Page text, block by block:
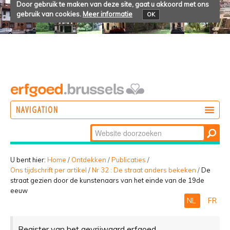
Door gebruik te maken van deze site, gaat u akkoord met ons
gebruik van cookies. Meer informatie OK
NAVIGATION
BELEVEN
Zoek
Geavanceerd
zoeken...
U bent hier: Home / Ontdekken /Publicaties /
Ons tijdschrift per artikel /Nr 32 : De straat anders bekeken /De
straat gezien door de kunstenaars van het einde van de 19de
eeuw
NL FR